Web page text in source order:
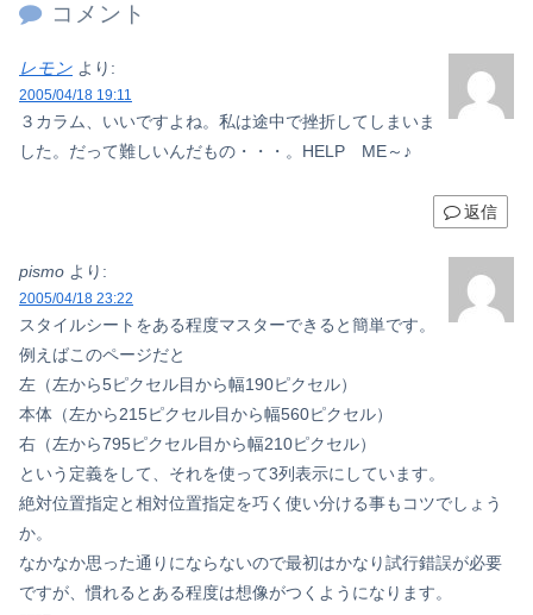
コメント
レモン より:
2005/04/18 19:11
３カラム、いいですよね。私は途中で挫折してしまいま
した。だって難しいんだもの・・・。HELP ME～♪
返信
pismo より:
2005/04/18 23:22
スタイルシートをある程度マスターできると簡単です。
例えばこのページだと
左（左から5ピクセル目から幅190ピクセル）
本体（左から215ピクセル目から幅560ピクセル）
右（左から795ピクセル目から幅210ピクセル）
という定義をして、それを使って3列表示にしています。
絶対位置指定と相対位置指定を巧く使い分ける事もコツでしょう
か。
なかなか思った通りにならないので最初はかなり試行錯誤が必要
ですが、慣れるとある程度は想像がつくようになります。